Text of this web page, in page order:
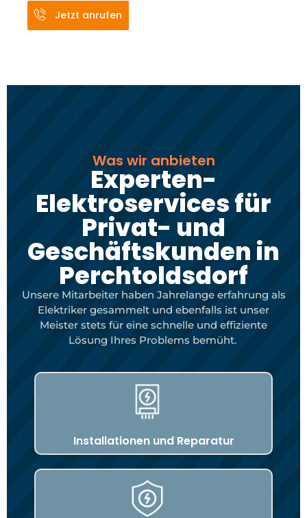
Jetzt anrufen
Was wir anbieten
Experten-
Elektroservices für
Privat- und
Geschäftskunden in
Perchtoldsdorf
Unsere Mitarbeiter haben Jahrelange erfahrung als
Elektriker gesammelt und ebenfalls ist unser
Meister stets für eine schnelle und effiziente
Lösung Ihres Problems bemüht.
Installationen und Reparatur